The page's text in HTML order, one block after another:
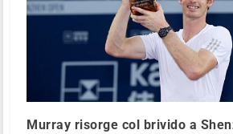
Murray risorge col brivido a